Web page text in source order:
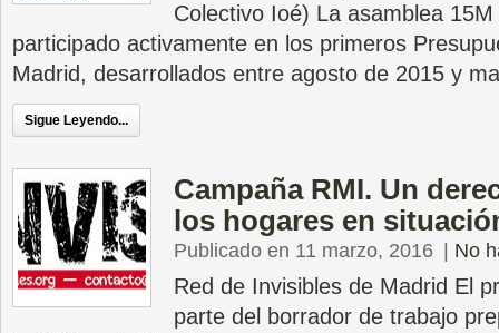
Colectivo Ioé) La asamblea
participado activamente en los primeros
Madrid, desarrollados entre agosto de 2015 y
Sigue Leyendo...
Campaña RMI. Un
los hogares en
Publicado en 11 marzo, 2016 No
Red de Invisibles de Madrid El
parte del borrador de trabajo